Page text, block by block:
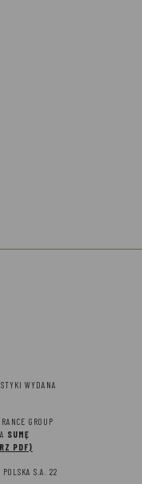
WYDANA
GROUP
SUMĘ
PDF)
S.A. 22